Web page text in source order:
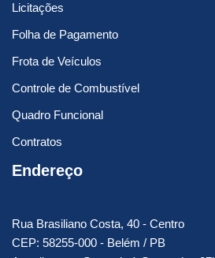
Licitações
Folha de Pagamento
Frota de Veículos
Controle de Combustível
Quadro Funcional
Contratos
Endereço
Rua Brasiliano Costa, 40 - Centro
CEP: 58255-000 - Belém / PB